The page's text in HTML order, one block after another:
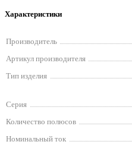
Характеристики
Производитель
Артикул производителя
Тип изделия
Серия
Количество полюсов
Номинальный ток